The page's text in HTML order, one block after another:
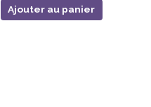
Ajouter au panier